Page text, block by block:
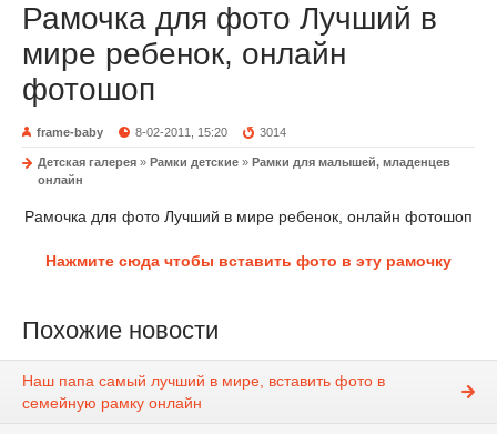
Рамочка для фото Лучший в
мире ребенок, онлайн
фотошоп
frame-baby 8-02-2011, 15:20 3014
Детская галерея » Рамки детские » Рамки для малышей, младенцев
онлайн
Рамочка для фото Лучший в мире ребенок, онлайн фотошоп
Нажмите сюда чтобы вставить фото в эту рамочку
Похожие новости
Наш папа самый лучший в мире, вставить фото в
семейную рамку онлайн